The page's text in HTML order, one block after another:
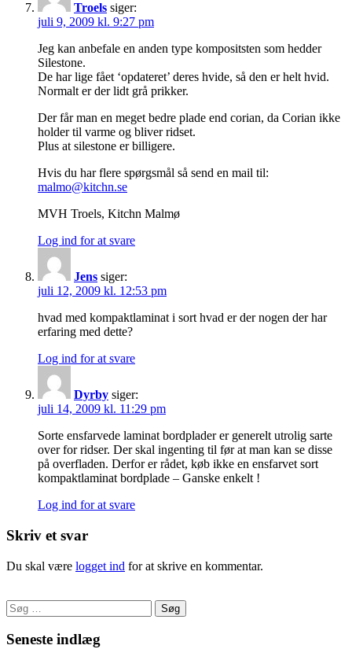
Troels siger:
juli 9, 2009 kl. 9:27 pm
Jeg kan anbefale en anden type kompositsten som hedder
Silestone.
De har lige fået ‘opdateret’ deres hvide, så den er helt hvid.
Normalt er der lidt grå prikker.
Der får man en meget bedre plade end corian, da Corian ikke
holder til varme og bliver ridset.
Plus at silestone er billigere.
Hvis du har flere spørgsmål så send en mail til:
malmo@kitchn.se
MVH Troels, Kitchn Malmø
Log ind for at svare
Jens siger:
juli 12, 2009 kl. 12:53 pm
hvad med kompaktlaminat i sort hvad er der nogen der har
erfaring med dette?
Log ind for at svare
Dyrby siger:
juli 14, 2009 kl. 11:29 pm
Sorte ensfarvede laminat bordplader er generelt utrolig sarte
over for ridser. Der skal ingenting til før at man kan se disse
på overfladen. Derfor er rådet, køb ikke en ensfarvet sort
kompaktlaminat bordplade – Ganske enkelt !
Log ind for at svare
Skriv et svar
Du skal være logget ind for at skrive en kommentar.
Søg
efter:
Seneste indlæg